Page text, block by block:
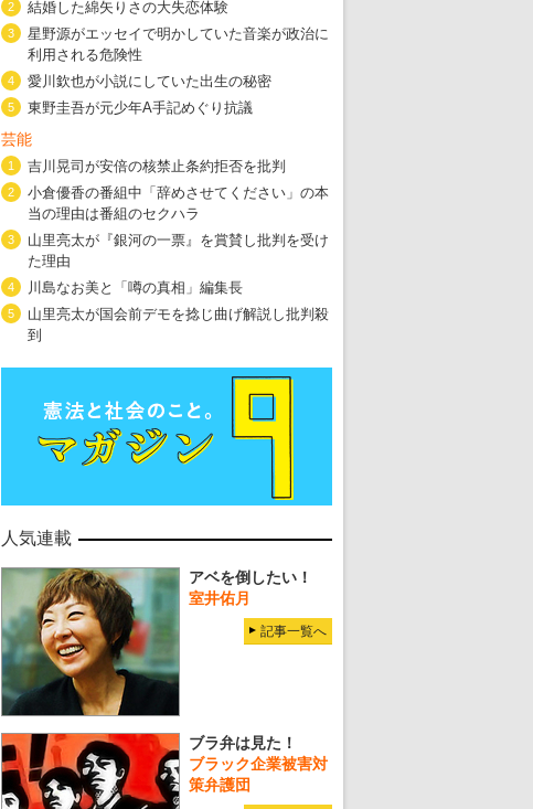
2 結婚した綿矢りさの大失恋体験
3
星野源がエッセイで明かしていた音楽が政治に
利用される危険性
4 愛川欽也が小説にしていた出生の秘密
5 東野圭吾が元少年A手記めぐり抗議
芸能
1 吉川晃司が安倍の核禁止条約拒否を批判
2
小倉優香の番組中「辞めさせてください」の本
当の理由は番組のセクハラ
3
山里亮太が『銀河の一票』を賞賛し批判を受け
た理由
4 川島なお美と「噂の真相」編集長
5
山里亮太が国会前デモを捻じ曲げ解説し批判殺
到
人気連載
アベを倒したい！
室井佑月
記事一覧へ
ブラ弁は見た！
ブラック企業被害対
策弁護団